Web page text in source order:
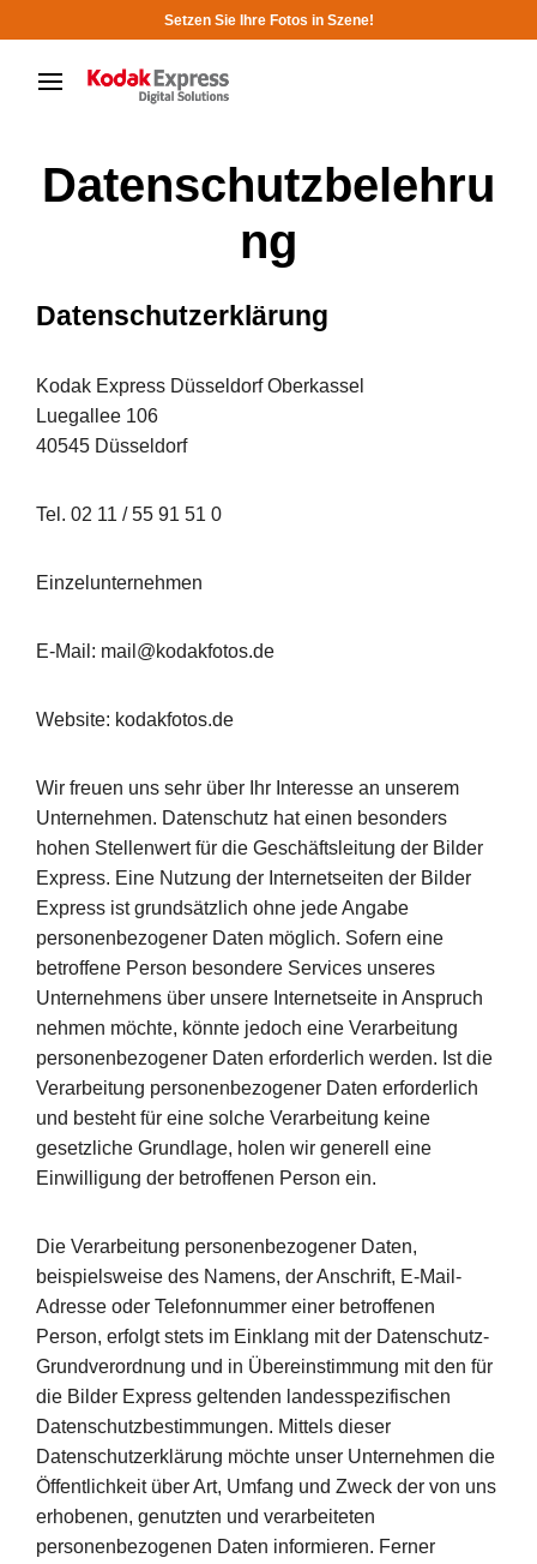
Setzen Sie Ihre Fotos in Szene!
Datenschutzbelehru
ng
Datenschutzerklärung
Kodak Express Düsseldorf Oberkassel
Luegallee 106
40545 Düsseldorf
Tel. 02 11 / 55 91 51 0
Einzelunternehmen
E-Mail: mail@kodakfotos.de
Website: kodakfotos.de
Wir freuen uns sehr über Ihr Interesse an unserem
Unternehmen. Datenschutz hat einen besonders
hohen Stellenwert für die Geschäftsleitung der Bilder
Express. Eine Nutzung der Internetseiten der Bilder
Express ist grundsätzlich ohne jede Angabe
personenbezogener Daten möglich. Sofern eine
betroffene Person besondere Services unseres
Unternehmens über unsere Internetseite in Anspruch
nehmen möchte, könnte jedoch eine Verarbeitung
personenbezogener Daten erforderlich werden. Ist die
Verarbeitung personenbezogener Daten erforderlich
und besteht für eine solche Verarbeitung keine
gesetzliche Grundlage, holen wir generell eine
Einwilligung der betroffenen Person ein.
Die Verarbeitung personenbezogener Daten,
beispielsweise des Namens, der Anschrift, E-Mail-
Adresse oder Telefonnummer einer betroffenen
Person, erfolgt stets im Einklang mit der Datenschutz-
Grundverordnung und in Übereinstimmung mit den für
die Bilder Express geltenden landesspezifischen
Datenschutzbestimmungen. Mittels dieser
Datenschutzerklärung möchte unser Unternehmen die
Öffentlichkeit über Art, Umfang und Zweck der von uns
erhobenen, genutzten und verarbeiteten
personenbezogenen Daten informieren. Ferner